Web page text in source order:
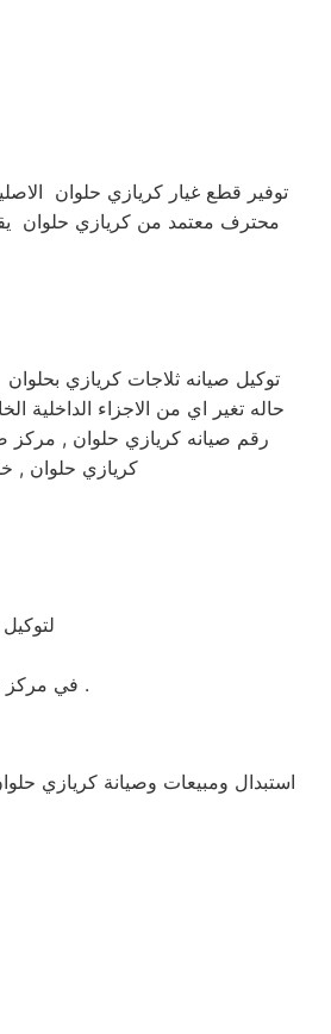
توفير قطع غيار كريازي حلوان
محترف معتمد من كريازي حلوان
توكيل صيانه ثلاجات كريازي
حاله تغير اي من الاجزاء
رقم صيانه كريازي حلوان , مركز
كريازي حلوان ,
لتوكيل
في مركز خدمة غسالات الاطباق كريازي حلوان كل ماعليكم هو الاتصال المباشر علي رقم توكيل صيانة ماكينات كريازي حلوان المعتمد في مصر .